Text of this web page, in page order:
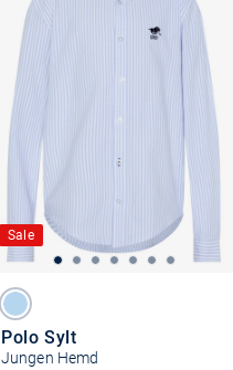
Sale
Polo Sylt
Jungen Hemd